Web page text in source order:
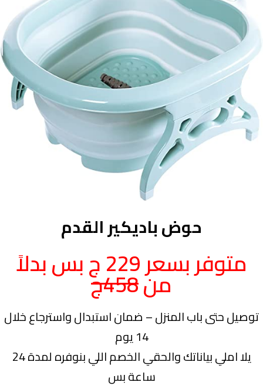
حوض باديكير القدم
متوفر بسعر 229 ج بس بدلاً
من458ج
توصيل حتى باب المنزل – ضمان استبدال واسترجاع خلال
14 يوم
يلا املي بياناتك والحقي الخصم اللي بنوفره لمدة 24
ساعة بس